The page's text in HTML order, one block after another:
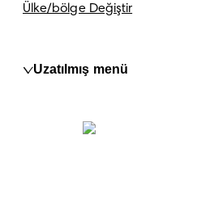
Ülke/bölge Değiştir
Uzatılmış menü